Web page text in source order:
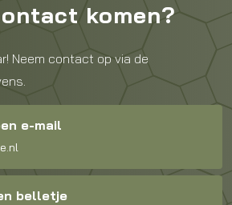
komen?
Neem contact op via de
e-mail
belletje